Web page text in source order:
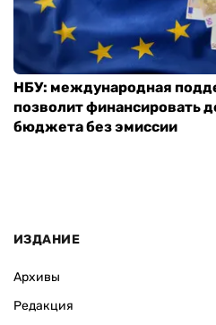
НБУ: международная
позволит финансировать
бюджета без эмиссии
ИЗДАНИЕ
Архивы
Редакция